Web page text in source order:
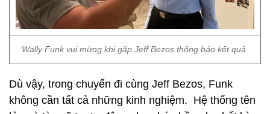
Wally Funk vui mừng khi gặp Jeff Bezos thông báo kết quả
Dù vậy, trong chuyến đi cùng Jeff Bezos, Funk
không cần tất cả những kinh nghiệm. Hệ thống tên